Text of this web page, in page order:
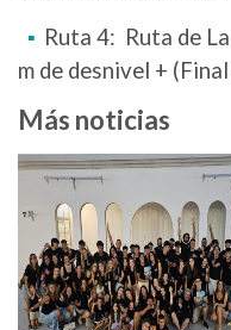
Ruta 4: Ruta de
m de desnivel +
Más noticias